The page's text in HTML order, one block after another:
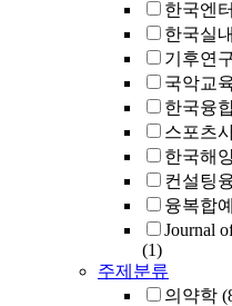
한국엔
한국실
기후연
국악교
한국융
스포츠
한국해
컨설팅
융복합
Journal
(1)
주제분류
의약학